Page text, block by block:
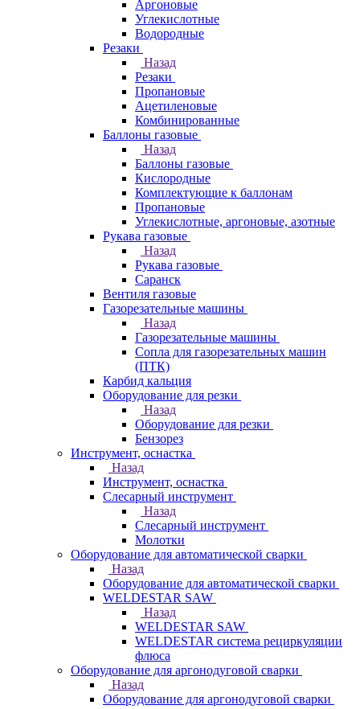
Аргоновые
Углекислотные
Водородные
Резаки
Назад
Резаки
Пропановые
Ацетиленовые
Комбинированные
Баллоны газовые
Назад
Баллоны газовые
Кислородные
Комплектующие к баллонам
Пропановые
Углекислотные, аргоновые, азотные
Рукава газовые
Назад
Рукава газовые
Саранск
Вентиля газовые
Газорезательные машины
Назад
Газорезательные машины
Сопла для газорезательных машин
(ПТК)
Карбид кальция
Оборудование для резки
Назад
Оборудование для резки
Бензорез
Инструмент, оснастка
Назад
Инструмент, оснастка
Слесарный инструмент
Назад
Слесарный инструмент
Молотки
Оборудование для автоматической сварки
Назад
Оборудование для автоматической сварки
WELDESTAR SAW
Назад
WELDESTAR SAW
WELDESTAR система рециркуляции
флюса
Оборудование для аргонодуговой сварки
Назад
Оборудование для аргонодуговой сварки